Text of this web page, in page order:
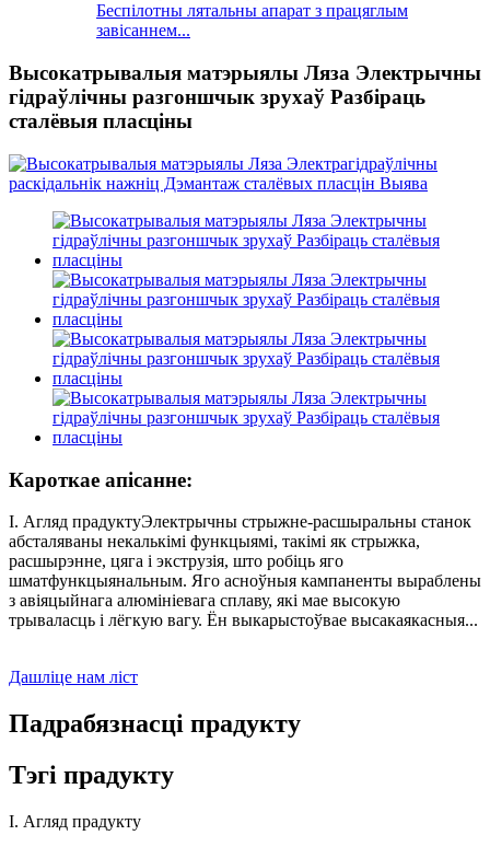
Беспілотны лятальны апарат з працяглым
завісаннем...
Высокатрывалыя матэрыялы Ляза Электрычны
гідраўлічны разгоншчык зрухаў Разбіраць
сталёвыя пласціны
Кароткае апісанне:
I. Агляд прадуктуЭлектрычны стрыжне-расшыральны станок
абсталяваны некалькімі функцыямі, такімі як стрыжка,
расшырэнне, цяга і экструзія, што робіць яго
шматфункцыянальным. Яго асноўныя кампаненты выраблены
з авіяцыйнага алюмініевага сплаву, які мае высокую
трываласць і лёгкую вагу. Ён выкарыстоўвае высакаякасныя...
Дашліце нам ліст
Падрабязнасці прадукту
Тэгі прадукту
I. Агляд прадукту